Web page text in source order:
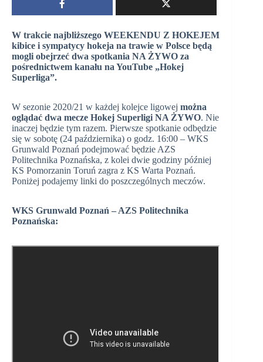
W trakcie najbliższego WEEKENDU Z HOKEJEM
kibice i sympatycy hokeja na trawie w Polsce będą
mogli obejrzeć dwa spotkania NA ŻYWO za
pośrednictwem kanału na YouTube „Hokej
Superliga”.
W sezonie 2020/21 w każdej kolejce ligowej można
oglądać dwa mecze Hokej Superligi NA ŻYWO. Nie
inaczej będzie tym razem. Pierwsze spotkanie odbędzie
się w sobotę (24 października) o godz. 16:00 – WKS
Grunwald Poznań podejmować będzie AZS
Politechnika Poznańska, z kolei dwie godziny później
KS Pomorzanin Toruń zagra z KS Warta Poznań.
Poniżej podajemy linki do poszczególnych meczów.
WKS Grunwald Poznań – AZS Politechnika
Poznańska: